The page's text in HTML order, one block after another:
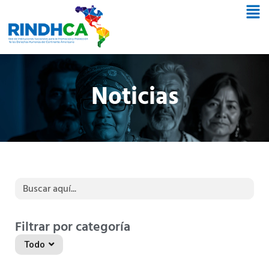
Noticias
Filtrar por categoría
Todo